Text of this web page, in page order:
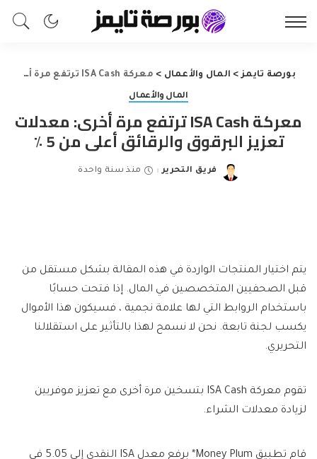
بورصة تايمز> المال والأعمال > معركة ISA Cash ترتفع مرة أخرى: معدلات تعزيز البرقوق والرقائق أعلى من 5 ٪
المال والأعمال
معركة ISA Cash ترتفع مرة أخرى: معدلات
تعزيز البرقوق والرقائق أعلى من 5 ٪
Posted
فريق التحرير منذ سنة واحدة
يتم اختيار المنتجات الواردة في هذه المقالة بشكل مستقل من
قبل الصحفيين المتخصصين في المال. إذا فتحت حسابًا
باستخدام الروابط التي لها علامة نجمية ، فسيكون هذا الأموال
يكسب لجنة تابعة. نحن لا نسمح لهذا بالتأثير على استقلالنا
التحريري.
تقوم معركة ISA Cash بتسخين مرة أخرى مع تعزيز موفريين
لزيادة معدلات الشراء.
قام تطبيق Money Plum* برفع معدل ISA النقدي إلى 5.05 في